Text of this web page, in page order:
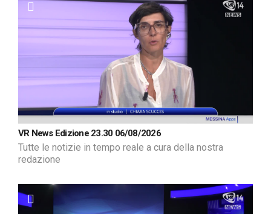
VR News Edizione 23.30 06/08/2026
Tutte le notizie in tempo reale a cura della nostra
redazione